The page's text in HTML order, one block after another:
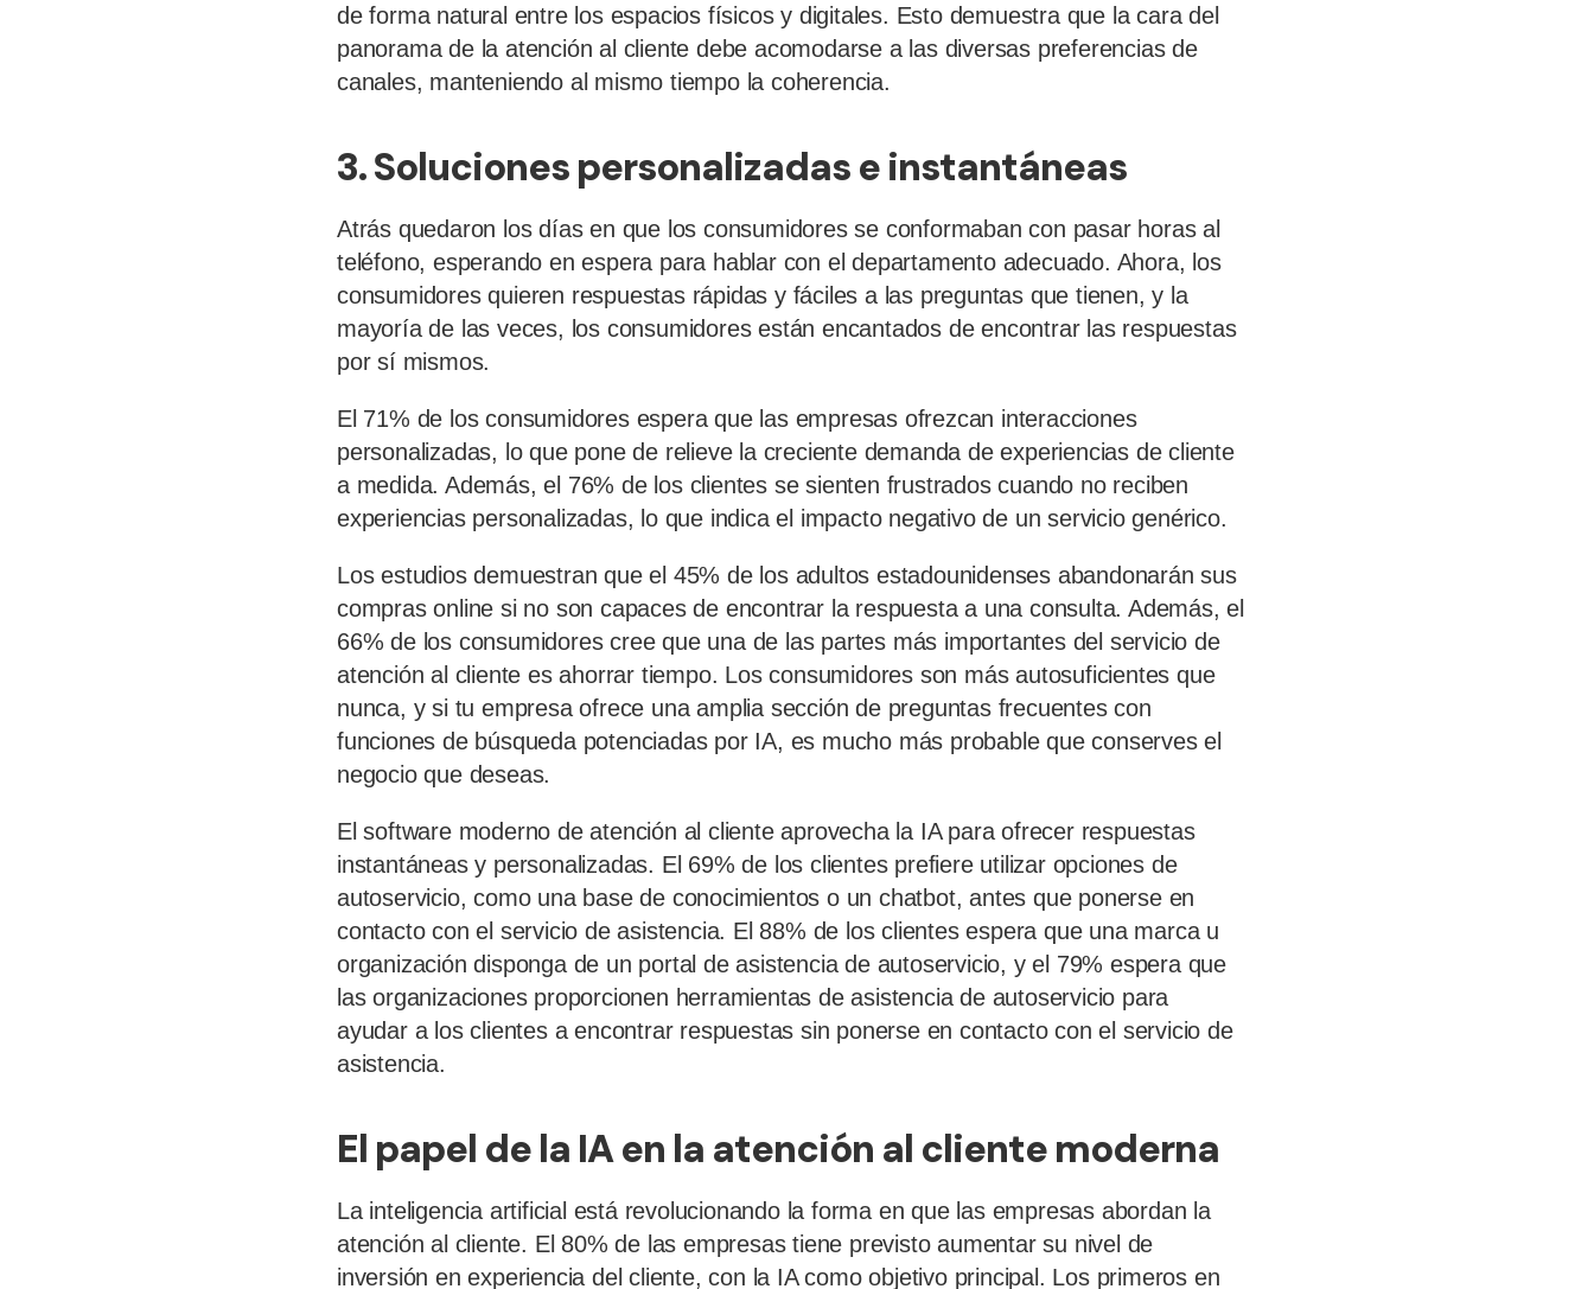
de forma natural entre los espacios físicos y digitales. Esto demuestra que la cara del
panorama de la atención al cliente debe acomodarse a las diversas preferencias de
canales, manteniendo al mismo tiempo la coherencia.
3. Soluciones personalizadas e instantáneas
Atrás quedaron los días en que los consumidores se conformaban con pasar horas al
teléfono, esperando en espera para hablar con el departamento adecuado. Ahora, los
consumidores quieren respuestas rápidas y fáciles a las preguntas que tienen, y la
mayoría de las veces, los consumidores están encantados de encontrar las respuestas
por sí mismos.
El 71% de los consumidores espera que las empresas ofrezcan interacciones
personalizadas, lo que pone de relieve la creciente demanda de experiencias de cliente
a medida. Además, el 76% de los clientes se sienten frustrados cuando no reciben
experiencias personalizadas, lo que indica el impacto negativo de un servicio genérico.
Los estudios demuestran que el 45% de los adultos estadounidenses abandonarán sus
compras online si no son capaces de encontrar la respuesta a una consulta. Además, el
66% de los consumidores cree que una de las partes más importantes del servicio de
atención al cliente es ahorrar tiempo. Los consumidores son más autosuficientes que
nunca, y si tu empresa ofrece una amplia sección de preguntas frecuentes con
funciones de búsqueda potenciadas por IA, es mucho más probable que conserves el
negocio que deseas.
El software moderno de atención al cliente aprovecha la IA para ofrecer respuestas
instantáneas y personalizadas. El 69% de los clientes prefiere utilizar opciones de
autoservicio, como una base de conocimientos o un chatbot, antes que ponerse en
contacto con el servicio de asistencia. El 88% de los clientes espera que una marca u
organización disponga de un portal de asistencia de autoservicio, y el 79% espera que
las organizaciones proporcionen herramientas de asistencia de autoservicio para
ayudar a los clientes a encontrar respuestas sin ponerse en contacto con el servicio de
asistencia.
El papel de la IA en la atención al cliente moderna
La inteligencia artificial está revolucionando la forma en que las empresas abordan la
atención al cliente. El 80% de las empresas tiene previsto aumentar su nivel de
inversión en experiencia del cliente, con la IA como objetivo principal. Los primeros en